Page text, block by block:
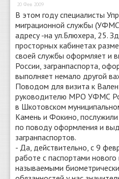
Справочник
Погода
О сайте
20 Фев 2009
В этом году специалисты
миграционной службы
адресу -на ул.Блюхера, 25.
просторных кабинетах
своей службы оформляет и
России, загранпаспорта,
выполняет немало другой
Поводом для визита к
руководителю МРО УФМС
в Шкотовском
Камень и Фокино,
по поводу оформления и
загранпаспортов.
- Да, действительно, с 9
работе с паспортами нового
называемыми